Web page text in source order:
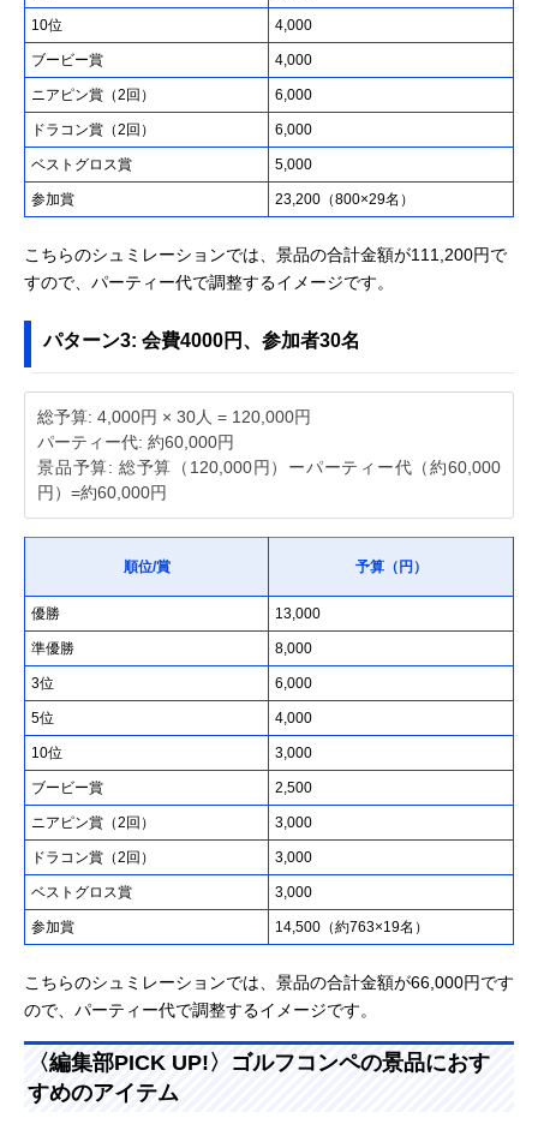
10位 4,000
ブービー賞 4,000
ニアピン賞（2回） 6,000
ドラコン賞（2回） 6,000
ベストグロス賞 5,000
参加賞 23,200（800×29名）
こちらのシュミレーションでは、景品の合計金額が111,200円で
すので、パーティー代で調整するイメージです。
パターン3: 会費4000円、参加者30名
総予算: 4,000円 × 30人 = 120,000円
パーティー代: 約60,000円
景品予算: 総予算（120,000円）ーパーティー代（約60,000
円）=約60,000円
順位/賞 予算（円）
優勝 13,000
準優勝 8,000
3位 6,000
5位 4,000
10位 3,000
ブービー賞 2,500
ニアピン賞（2回） 3,000
ドラコン賞（2回） 3,000
ベストグロス賞 3,000
参加賞 14,500（約763×19名）
こちらのシュミレーションでは、景品の合計金額が66,000円です
ので、パーティー代で調整するイメージです。
〈編集部PICK UP!〉ゴルフコンペの景品におす
すめのアイテム